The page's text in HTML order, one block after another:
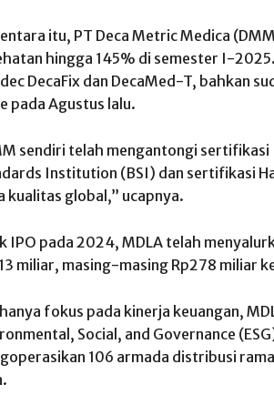
itu, PT Deca Metric Medica
hingga 145% di semester I-
DecaFix dan DecaMed-T, bahkan
pada Agustus lalu.
sendiri telah mengantongi
Institution (BSI) dan sertifikasi
kualitas global,” ucapnya.
IPO pada 2024, MDLA telah
miliar, masing-masing Rp278 miliar
fokus pada kinerja keuangan,
Social, and Governance
106 armada distribusi